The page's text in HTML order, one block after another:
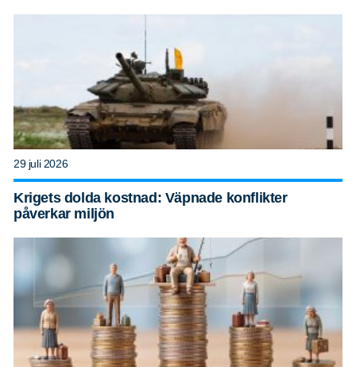
29 juli 2026
Krigets dolda kostnad: Väpnade konflikter
påverkar miljön